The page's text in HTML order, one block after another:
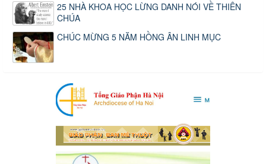
25 NHÀ KHOA HỌC LỪNG DANH NÓI VỀ THIÊN
CHÚA
CHÚC MỪNG 5 NĂM HỒNG ÂN LINH MỤC